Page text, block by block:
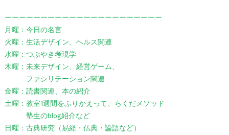
ーーーーーーーーーーーーーーーーーーーーーー
月曜：今日の名言
火曜：生活デザイン、ヘルス関連
水曜：つぶやき考現学
木曜：未来デザイン、経営ゲーム、
ファシリテーション関連
金曜：読書関連、本の紹介
土曜：教室1週間をふりかえって、らくだメソッド
塾生のblog紹介など
日曜：古典研究（易経・仏典・論語など）